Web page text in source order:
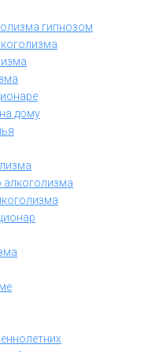
гипнозом
дому
алкоголизма